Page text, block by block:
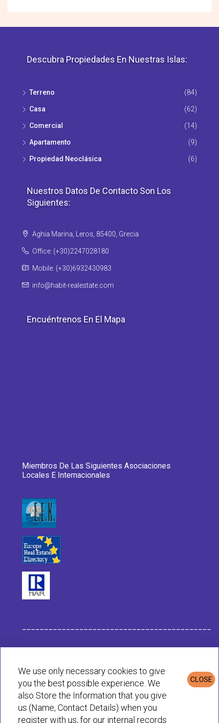
Descubra Propiedades En Nuestras Islas:
Terreno (84)
Casa (62)
Comercial (14)
Apartamento (9)
Propiedad Νeoclásica (6)
Nuestros Datos De Contacto Son Los
Siguientes:
Aghia Marina, Leros, 85400, Grecia
Office: (+30)2247028180
Mobile: (+30)6932430983
info@habit-realestate.com
Encuéntrenos En El Mapa
Miembros De Las Siguientes Asociaciones
Locales E Internacionales
Política de Privacidad & Cookies
CLOSE
We use only necessary cookies to give
you the best possible experience. We
also Store the Information that you give
us (Name, Contact Details) when you
register with us, for our internal records